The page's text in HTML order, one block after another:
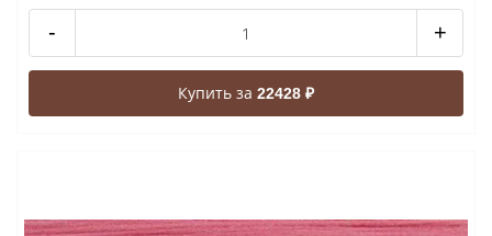
- +
Купить за 22428 ₽